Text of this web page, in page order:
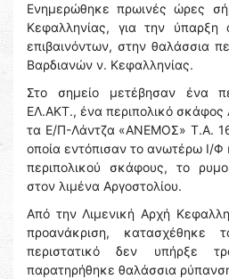
Ενημερώθηκε πρωινές ώρες
Κεφαλληνίας, για την ύπαρξη
επιβαινόντων, στην θαλάσσια
Βαρδιανών ν. Κεφαλληνίας.
Στο σημείο μετέβησαν ένα
ΕΛ.ΑΚΤ., ένα περιπολικό
τα Ε/Π-Λάντζα «ΑΝΕΜΟΣ» Τ.Α.
οποία εντόπισαν το ανωτέρω Ι/Φ
περιπολικού σκάφους, το
στον λιμένα Αργοστολίου.
Από την Λιμενική Αρχή
προανάκριση,
περιστατικό δεν υπήρξε
παρατηρήθηκε θαλάσσια